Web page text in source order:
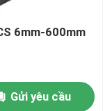
6mm-600mm
Gửi yêu cầu